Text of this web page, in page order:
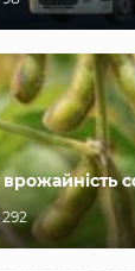
292